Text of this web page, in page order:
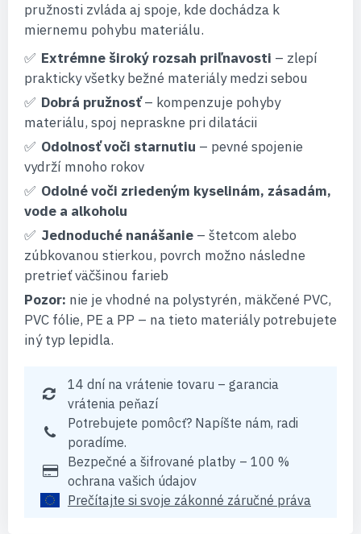
pružnosti zvláda aj spoje, kde dochádza k
miernemu pohybu materiálu.
Extrémne široký rozsah priľnavosti – zlepí
prakticky všetky bežné materiály medzi sebou
Dobrá pružnosť– kompenzuje pohyby
materiálu, spoj nepraskne pri dilatácii
Odolnosť voči starnutiu – pevné spojenie
vydrží mnoho rokov
Odolné voči zriedeným kyselinám, zásadám,
vode a alkoholu
Jednoduché nanášanie – štetcom alebo
zúbkovanou stierkou, povrch možno následne
pretrieť väčšinou farieb
Pozor: nie je vhodné na polystyrén, mäkčené PVC,
PVC fólie, PE a PP – na tieto materiály potrebujete
iný typ lepidla.
14 dní na vrátenie tovaru – garancia
vrátenia peňazí
Potrebujete pomôcť? Napíšte nám, radi
poradíme.
Bezpečné a šifrované platby – 100 %
ochrana vašich údajov
Prečítajte si svoje zákonné záručné práva